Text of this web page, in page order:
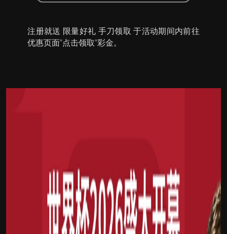
注册就送 限量好礼 手刀领取 于活动期间内前往
优惠页面”点击领取”彩金。